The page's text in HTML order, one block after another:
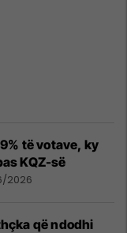
të votave, ky
KQZ-së
2026
që ndodhi